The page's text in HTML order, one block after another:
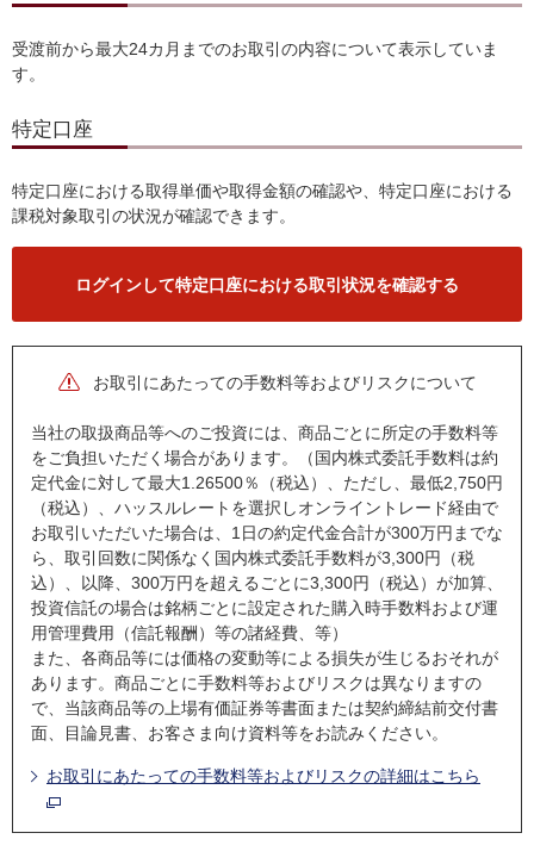
受渡前から最大24カ月までのお取引の内容について表示していま
す。
特定口座
特定口座における取得単価や取得金額の確認や、特定口座における
課税対象取引の状況が確認できます。
ログインして特定口座における取引状況を確認する
お取引にあたっての手数料等およびリスクについて
当社の取扱商品等へのご投資には、商品ごとに所定の手数料等
をご負担いただく場合があります。（国内株式委託手数料は約
定代金に対して最大1.26500％（税込）、ただし、最低2,750円
（税込）、ハッスルレートを選択しオンライントレード経由で
お取引いただいた場合は、1日の約定代金合計が300万円までな
ら、取引回数に関係なく国内株式委託手数料が3,300円（税
込）、以降、300万円を超えるごとに3,300円（税込）が加算、
投資信託の場合は銘柄ごとに設定された購入時手数料および運
用管理費用（信託報酬）等の諸経費、等）
また、各商品等には価格の変動等による損失が生じるおそれが
あります。商品ごとに手数料等およびリスクは異なりますの
で、当該商品等の上場有価証券等書面または契約締結前交付書
面、目論見書、お客さま向け資料等をお読みください。
お取引にあたっての手数料等およびリスクの詳細はこちら